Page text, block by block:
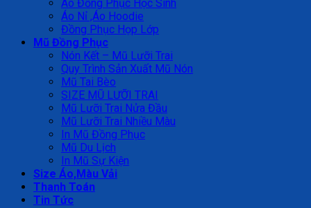
Áo Đồng Phục Học Sinh
Áo Nỉ ,Áo Hoodie
Đồng Phục Họp Lớp
Mũ Đồng Phục
Nón Kết – Mũ Lưỡi Trai
Quy Trình Sản Xuất Mũ Nón
Mũ Tai Bèo
SIZE MŨ LƯỠI TRAI
Mũ Lưỡi Trai Nửa Đầu
Mũ Lưỡi Trai Nhiều Màu
In Mũ Đồng Phục
Mũ Du Lịch
In Mũ Sự Kiện
Size Áo,Màu Vải
Thanh Toán
Tin Tức